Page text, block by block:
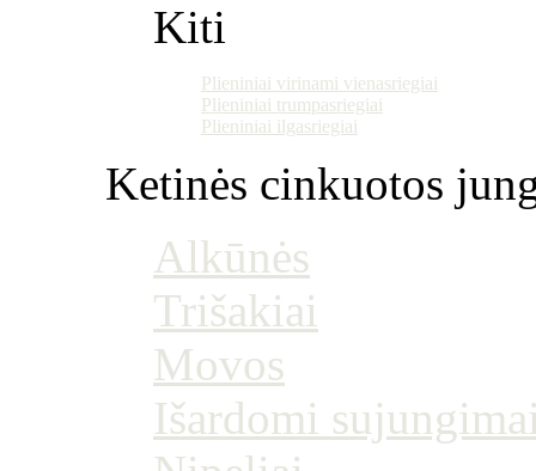
Kiti
Plieniniai virinami vienasriegiai
Plieniniai trumpasriegiai
Plieniniai ilgasriegiai
Ketinės cinkuotos
Alkūnės
Trišakiai
Movos
Išardomi